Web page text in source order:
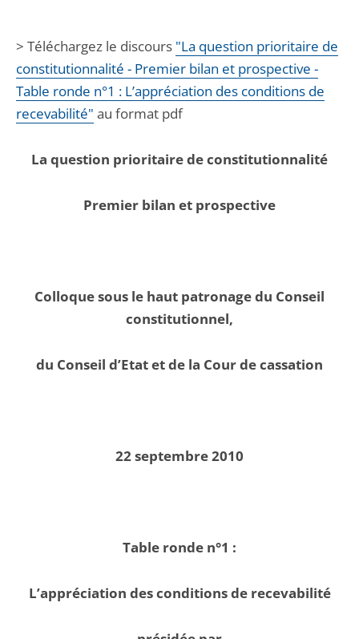
> Téléchargez le discours "La question prioritaire de
constitutionnalité - Premier bilan et prospective -
Table ronde n°1 : L’appréciation des conditions de
recevabilité" au format pdf
La question prioritaire de constitutionnalité
Premier bilan et prospective
Colloque sous le haut patronage du Conseil
constitutionnel,
du Conseil d’Etat et de la Cour de cassation
22 septembre 2010
Table ronde n°1 :
L’appréciation des conditions de recevabilité